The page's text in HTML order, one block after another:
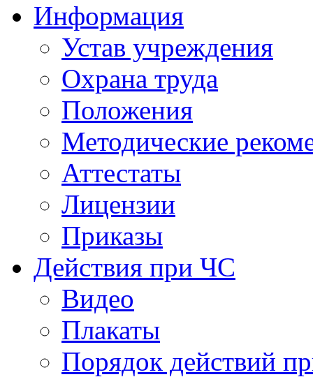
Информация
Устав учреждения
Охрана труда
Положения
Методические
Аттестаты
Лицензии
Приказы
Действия при ЧС
Видео
Плакаты
Порядок действий